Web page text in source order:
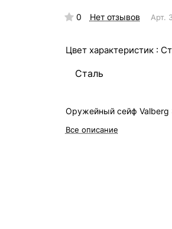
0 Нет отзывов Арт.
Цвет характеристик :
Сталь
Оружейный сейф
Все описание